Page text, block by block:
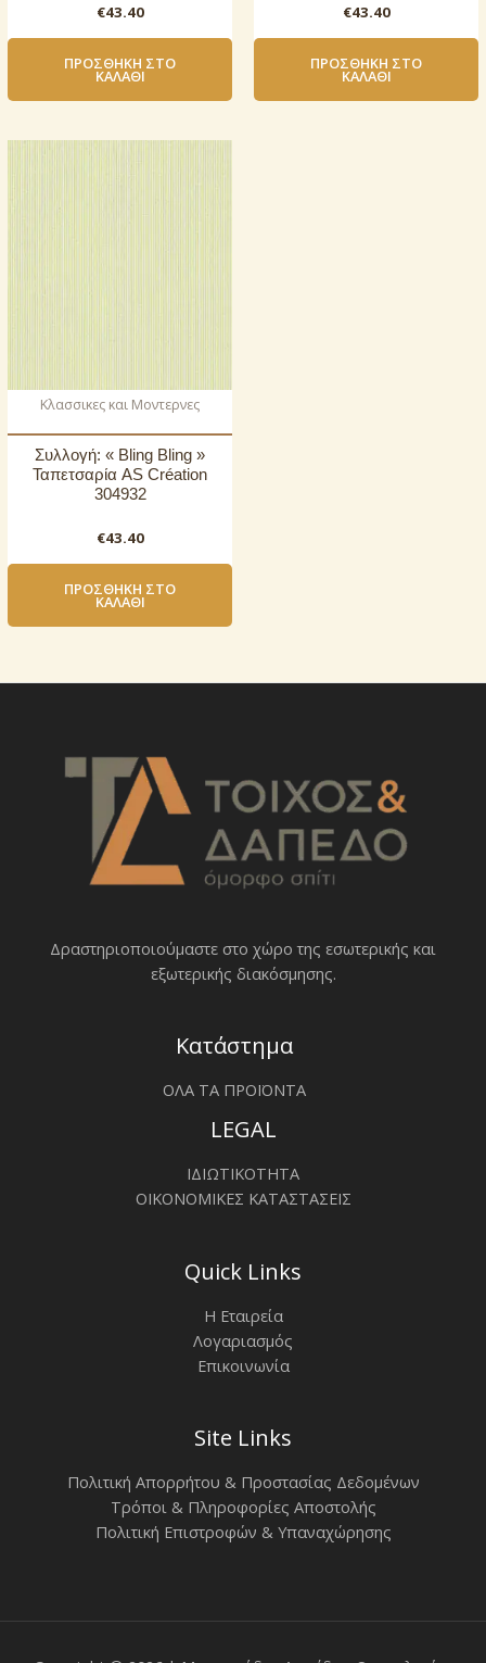
€43.40
ΠΡΟΣΘΉΚΗ ΣΤΟ
ΚΑΛΆΘΙ
€43.40
ΠΡΟΣΘΉΚΗ ΣΤΟ
ΚΑΛΆΘΙ
Κλασσικες και Μοντερνες
Συλλογή: « Bling Bling »
Ταπετσαρία AS Création
304932
€43.40
ΠΡΟΣΘΉΚΗ ΣΤΟ
ΚΑΛΆΘΙ
Δραστηριοποιoύμαστε στο χώρο της εσωτερικής και
εξωτερικής διακόσμησης.
Κατάστημα
ΟΛΑ ΤΑ ΠΡΟΪΟΝΤΑ
LEGAL
ΙΔΙΩΤΙΚΟΤΗΤΑ
ΟΙΚΟΝΟΜΙΚΕΣ ΚΑΤΑΣΤΑΣΕΙΣ
Quick Links
Η Εταιρεία
Λογαριασμός
Επικοινωνία
Site Links
Πολιτική Απορρήτου & Προστασίας Δεδομένων
Τρόποι & Πληροφορίες Αποστολής
Πολιτική Επιστροφών & Υπαναχώρησης